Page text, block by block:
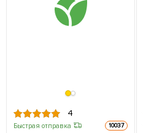
4
Быстрая отправка 10037